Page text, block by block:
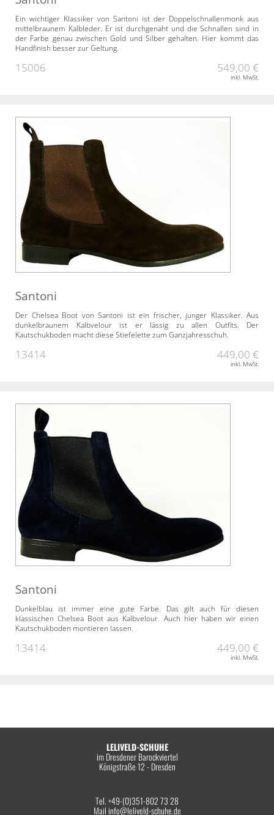
Ein wichtiger Klassiker von Santoni ist der Doppelschnallenmonk aus
mittelbraunem Kalbleder. Er ist durchgenäht und die Schnallen sind in
der Farbe genau zwischen Gold und Silber gehalten. Hier kommt das
Handfinish besser zur Geltung.
15006 549,00 €
inkl. MwSt.
Santoni
Der Chelsea Boot von Santoni ist ein frischer, junger Klassiker. Aus
dunkelbraunem Kalbvelour ist er lässig zu allen Outfits. Der
Kautschukboden macht diese Stiefelette zum Ganzjahresschuh.
13414 449,00 €
inkl. MwSt.
Santoni
Dunkelblau ist immer eine gute Farbe. Das gilt auch für diesen
klassischen Chelsea Boot aus Kalbvelour. Auch hier haben wir einen
Kautschukboden montieren lassen.
13414 449,00 €
inkl. MwSt.
LELIVELD-SCHUHE
im Dresdener Barockviertel
Königstraße 12 - Dresden
Tel. +49-(0)351-802 73 28
Mail info@leliveld-schuhe.de